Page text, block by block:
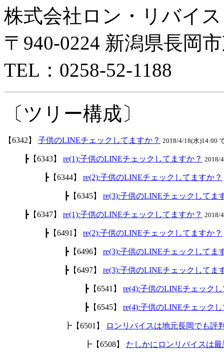
株式会社ロン・リバイス
〒940-0224 新潟県長岡
TEL：0258-52-1188
〔ツリー構成〕
【6342】 子供のLINEチェックしてますか？ 2018/4/18(水)14:00
┣【6343】 re(1):子供のLINEチェックしてますか？ 2018/
┣【6344】 re(2):子供のLINEチェックしてますか？
┣【6345】 re(3):子供のLINEチェックしてま
┣【6347】 re(1):子供のLINEチェックしてますか？ 2018/
┣【6491】 re(2):子供のLINEチェックしてますか？
┣【6496】 re(3):子供のLINEチェックしてま
┣【6497】 re(3):子供のLINEチェックしてま
┣【6541】 re(4):子供のLINEチェック
┣【6545】 re(4):子供のLINEチェック
┣【6501】 ロンリバイスは地元長岡でも評
┣【6508】 たしかにロンリバイスは